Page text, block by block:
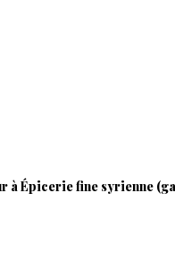
à Épicerie fine syrienne